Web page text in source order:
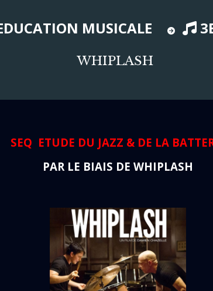
MUSICALE
WHIPLASH
SEQ ETUDE DU JAZZ & DE LA
PAR LE BIAIS DE WHIPLASH